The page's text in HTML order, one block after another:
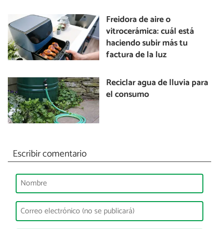
Freidora de aire o
vitrocerámica: cuál está
haciendo subir más tu
factura de la luz
Reciclar agua de lluvia para
el consumo
Escribir comentario